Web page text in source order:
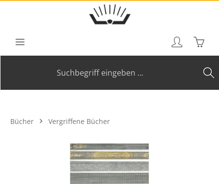
Zum Hauptinhalt springen
Bücher Vergriffene Bücher
Bildergalerie überspringen